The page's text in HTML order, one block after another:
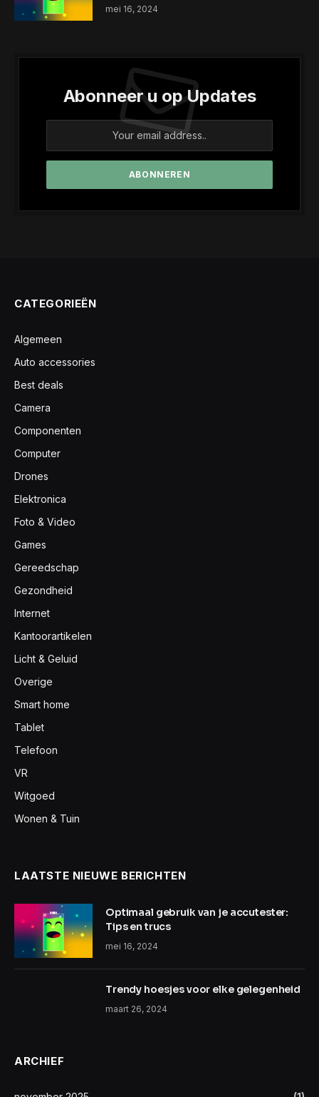
mei 16, 2024
Abonneer u op Updates
CATEGORIEËN
Algemeen
Auto accessories
Best deals
Camera
Componenten
Computer
Drones
Elektronica
Foto & Video
Games
Gereedschap
Gezondheid
Internet
Kantoorartikelen
Licht & Geluid
Overige
Smart home
Tablet
Telefoon
VR
Witgoed
Wonen & Tuin
LAATSTE NIEUWE BERICHTEN
Optimaal gebruik van je accutester:
Tips en trucs
mei 16, 2024
Trendy hoesjes voor elke gelegenheid
maart 26, 2024
ARCHIEF